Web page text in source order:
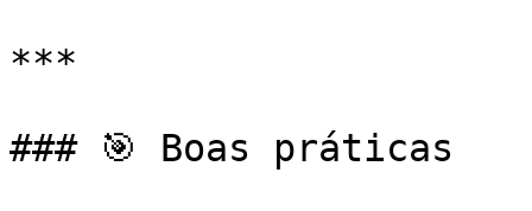
***
### 🎯 Boas práticas